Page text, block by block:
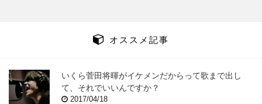
オススメ記事
いくら菅田将暉がイケメンだからって歌まで出し
て、それでいいんですか？
2017/04/18